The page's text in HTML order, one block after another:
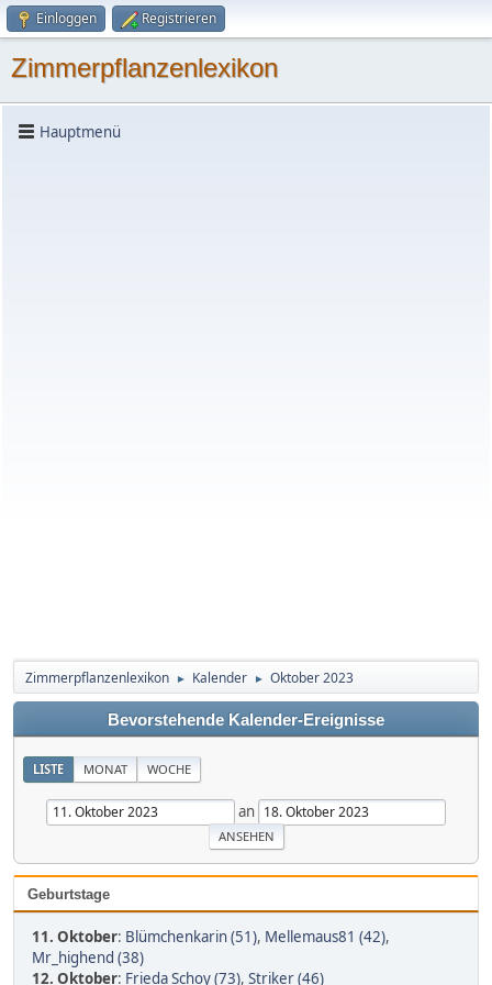
Einloggen Registrieren
Zimmerpflanzenlexikon
Hauptmenü
Zimmerpflanzenlexikon ► Kalender ► Oktober 2023
Bevorstehende Kalender-Ereignisse
LISTE MONAT WOCHE
an
Geburtstage
11. Oktober: Blümchenkarin (51), Mellemaus81 (42),
Mr_highend (38)
12. Oktober: Frieda Schoy (73), Striker (46)